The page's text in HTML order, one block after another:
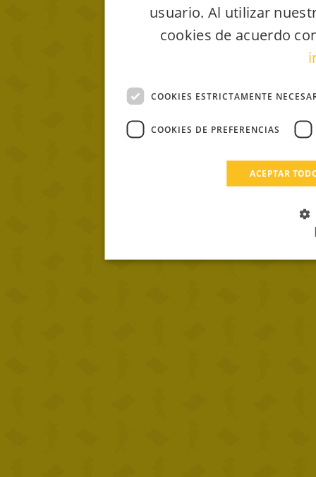
usuario. Al utilizar
cookies de acuerdo
COOKIES ESTRICTAMENTE
COOKIES DE PREFERENCIAS
ACEPTAR